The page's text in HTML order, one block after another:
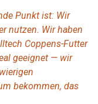
Punkt ist: Wir
nutzen. Wir haben
Coppens-Futter
geeignet — wir
bekommen, das